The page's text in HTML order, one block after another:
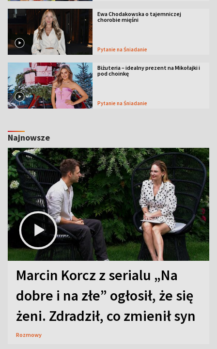
Ewa Chodakowska o tajemniczej
chorobie mięśni
Pytanie na Śniadanie
Biżuteria – idealny prezent na Mikołajki i
pod choinkę
Pytanie na Śniadanie
Najnowsze
Marcin Korcz z serialu „Na
dobre i na złe” ogłosił, że się
żeni. Zdradził, co zmienił syn
Rozmowy